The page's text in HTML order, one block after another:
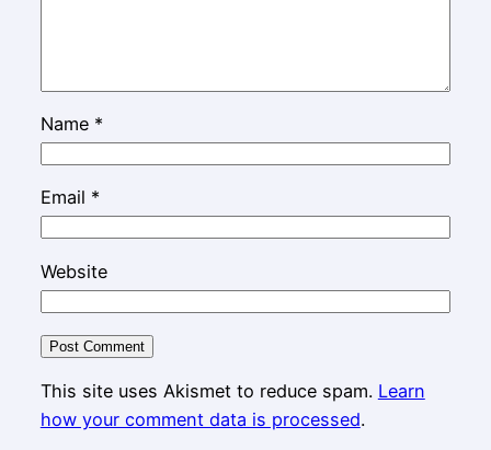
Name *
Email *
Website
This site uses Akismet to reduce spam. Learn
how your comment data is processed.